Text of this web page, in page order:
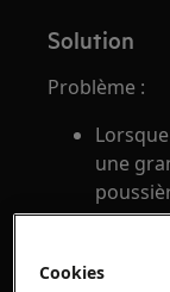
Solution
Problème :
une
des
Cookies